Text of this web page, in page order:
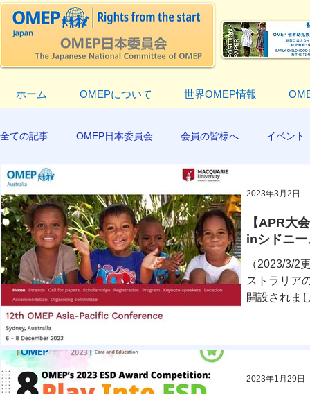
ホーム OMEPについて 世界OMEP情報
全ての記事 OMEP日本委員会 会員の皆様へ イベント
EXCO-COMMUNICATION APR2019
【APR大
inシドニ
（2023/3/2
ストラリア
開設されま
2023年3月2日
2023年1月29日